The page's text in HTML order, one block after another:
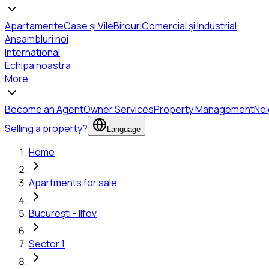
ApartamenteCase și VileBirouriComercial și Industrial
Ansambluri noi
International
Echipa noastra
More
Become an AgentOwner ServicesProperty Management
Selling a property?
Language
Home
Apartments for sale
București - Ilfov
Sector 1